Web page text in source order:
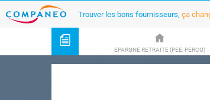
Trouver les bons fournisseurs, ça
EPARGNE RETRAITE (PEE, PERCO)